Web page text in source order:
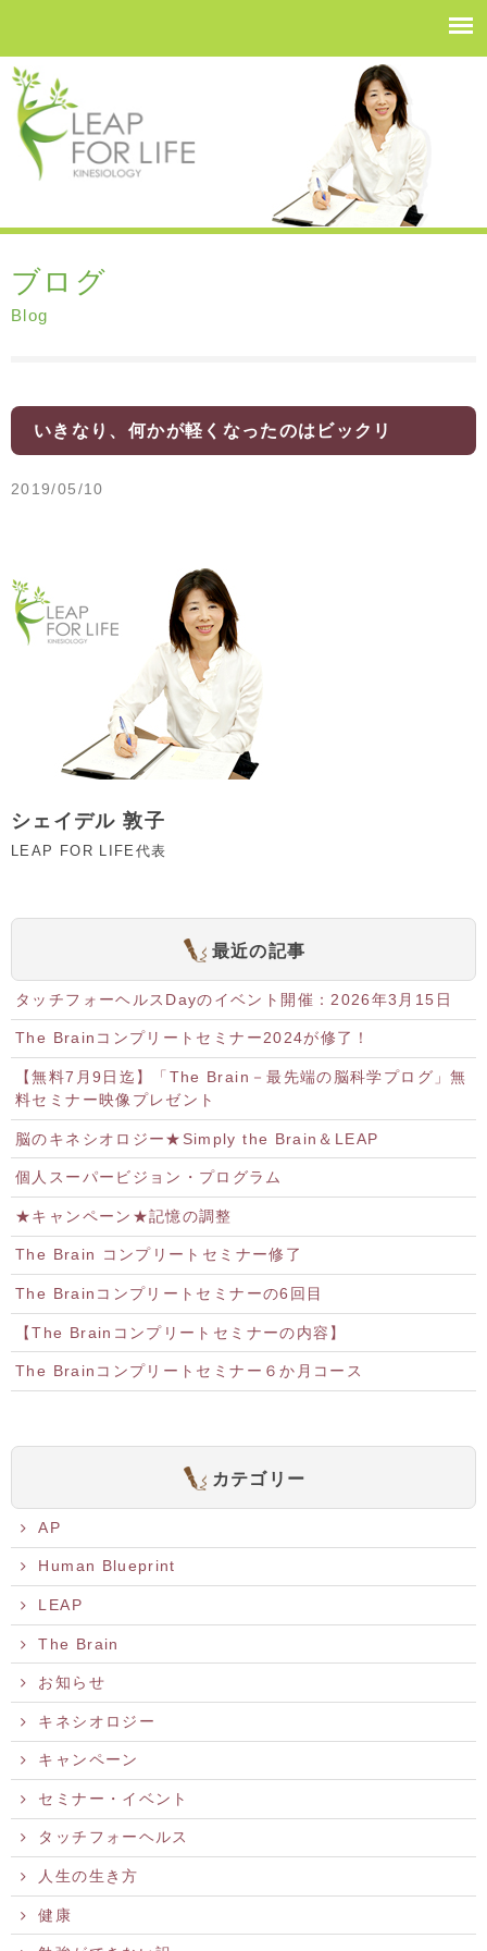
ブログ
Blog
いきなり、何かが軽くなったのはビックリ
2019/05/10
シェイデル 敦子
LEAP FOR LIFE代表
最近の記事
タッチフォーヘルスDayのイベント開催：2026年3月15日
The Brainコンプリートセミナー2024が修了！
【無料7月9日迄】「The Brain－最先端の脳科学プログ」無
料セミナー映像プレゼント
脳のキネシオロジー★Simply the Brain＆LEAP
個人スーパービジョン・プログラム
★キャンペーン★記憶の調整
The Brain コンプリートセミナー修了
The Brainコンプリートセミナーの6回目
【The Brainコンプリートセミナーの内容】
The Brainコンプリートセミナー６か月コース
カテゴリー
AP
Human Blueprint
LEAP
The Brain
お知らせ
キネシオロジー
キャンペーン
セミナー・イベント
タッチフォーヘルス
人生の生き方
健康